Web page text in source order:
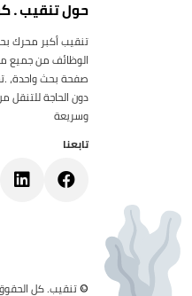
حول تنقيب .
تنقيب أكبر محرك
الوظائف من جميع
صفحة بحث واحدة،
دون الحاجة
وسريعة
تابعنا
© تنقيب. كل